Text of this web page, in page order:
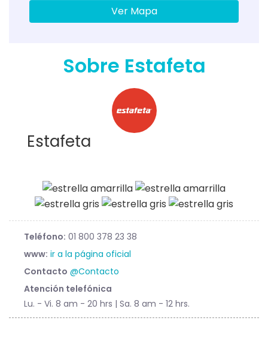
Ver Mapa
Sobre Estafeta
Estafeta
Teléfono: 01 800 378 23 38
www: ir a la página oficial
Contacto @Contacto
Atención telefónica
Lu. - Vi. 8 am - 20 hrs | Sa. 8 am - 12 hrs.